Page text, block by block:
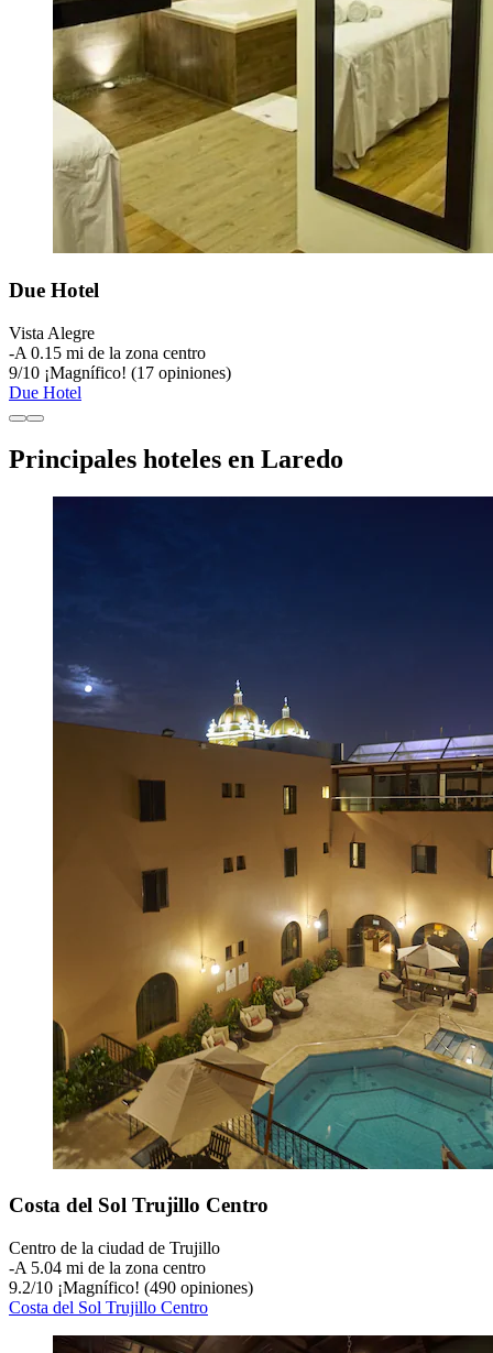
Due Hotel
Vista Alegre
‐A 0.15 mi de la zona centro
9/10 ¡Magnífico! (17 opiniones)
Due Hotel
Principales hoteles en Laredo
Costa del Sol Trujillo Centro
Centro de la ciudad de Trujillo
‐A 5.04 mi de la zona centro
9.2/10 ¡Magnífico! (490 opiniones)
Costa del Sol Trujillo Centro